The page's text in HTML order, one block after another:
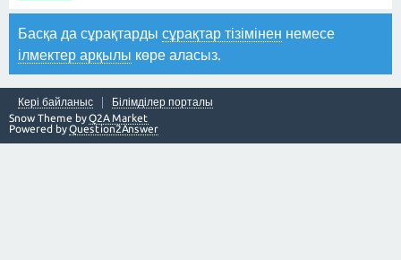
Басқа да сұрақтарды сұрақтар тізімінен немесе
ілмектер арқылы көре аласыз.
Кері байланыс
Білімділер порталы
Snow Theme byQ2A Market
Powered byQuestion2Answer